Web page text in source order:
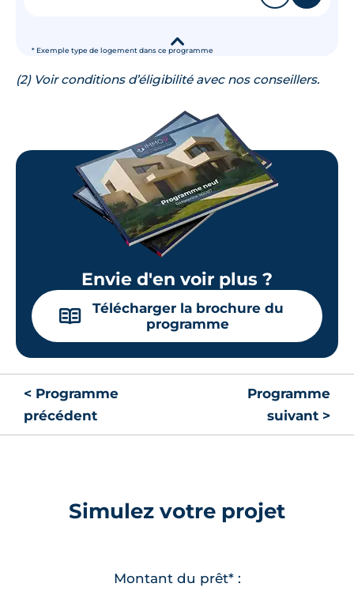
* Exemple type de logement dans ce programme
▾
(2) Voir conditions d’éligibilité avec nos conseillers.
Envie d'en voir plus ?
📖
Télécharger la brochure du
programme
< Programme
précédent
Programme
suivant >
Simulez votre projet
Montant du prêt* :